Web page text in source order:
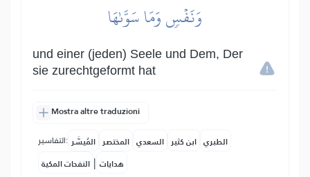
وَنَفۡسٖ وَمَا سَوَّىٰهَا
und einer (jeden) Seele und Dem, Der
sie zurechtgeformt hat
Mostra altre traduzioni
التفاسير: المُيسَّر المختصر السعدي ابن كثير الطبري
النفحات المكية | هدايات